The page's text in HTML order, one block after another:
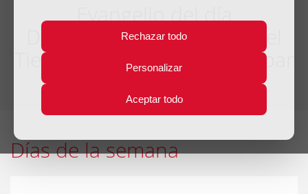
Rechazar todo
Personalizar
Aceptar todo
Evangelio del día
Decimoséptima semana del
Tiempo Ordinario - Año Impar
Días de la semana